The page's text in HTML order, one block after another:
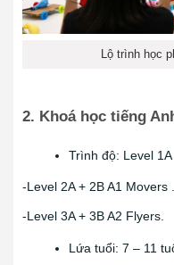
Lộ trình học
2. Khoá học tiếng
Trình độ: Level 1A
-Level 2A + 2B A1 Movers .
-Level 3A + 3B A2 Flyers.
Lứa tuổi: 7 – 11